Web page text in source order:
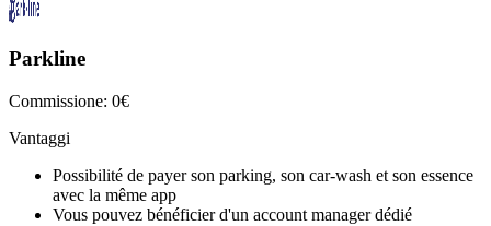
Parkline
Commissione: 0€
Vantaggi
Possibilité de payer son parking, son car-wash et son essence
avec la même app
Vous pouvez bénéficier d'un account manager dédié